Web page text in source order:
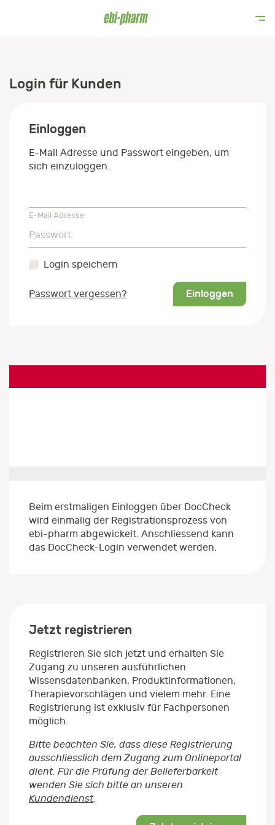
Login für Kunden
Einloggen
E-Mail Adresse und Passwort eingeben, um
sich einzuloggen.
E-Mail Adresse
Passwort
Passwort
Login speichern
Passwort vergessen? Einloggen
Beim erstmaligen Einloggen über DocCheck
wird einmalig der Registrationsprozess von
ebi-pharm abgewickelt. Anschliessend kann
das DocCheck-Login verwendet werden.
Jetzt registrieren
Registrieren Sie sich jetzt und erhalten Sie
Zugang zu unseren ausführlichen
Wissensdatenbanken, Produktinformationen,
Therapievorschlägen und vielem mehr. Eine
Registrierung ist exklusiv für Fachpersonen
möglich.
Bitte beachten Sie, dass diese Registrierung
ausschliesslich dem Zugang zum Onlineportal
dient. Für die Prüfung der Belieferbarkeit
wenden Sie sich bitte an unseren
Kundendienst.